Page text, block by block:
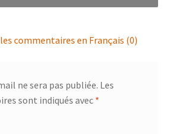
commentaires en Français (0)
ne sera pas publiée. Les
sont indiqués avec *